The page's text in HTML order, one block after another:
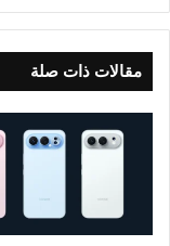
مقالات ذات صلة